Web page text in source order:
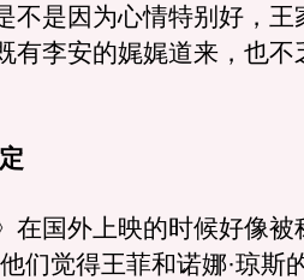
不是因为心情特别好，王
有李安的娓娓道来，也不
国外上映的时候好像被
他们觉得王菲和诺娜·琼斯